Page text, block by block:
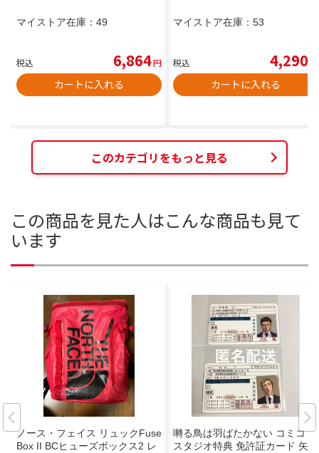
マイストア在庫： 49
税込 6,864円
カートに入れる
マイストア在庫： 53
税込 4,290
カートに入れる
このカテゴリをもっと見る
この商品を見た人はこんな商品も見て
います
ノース・フェイス リュックFuse
Box II BCヒューズボックス2 レ
囀る鳥は羽ばたかない コミコミ
スタジオ特典 免許証カード 矢代